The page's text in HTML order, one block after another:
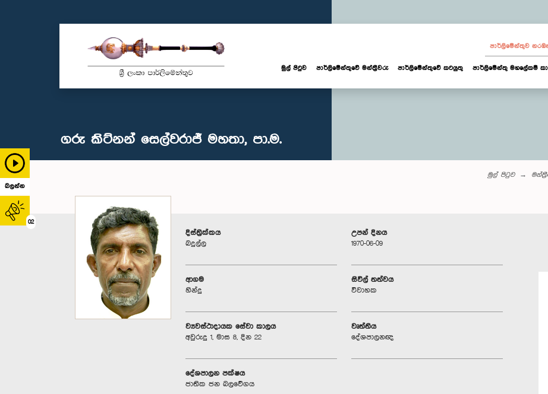
බලන්න
02
පාර්ලි‌මේන්තුව
මුල් පිටුව පාර්ලි‌මේන්තුවේ මන්ත්‍රීවරු පාර්ලිමේන්තුවේ කටයුතු පාර්ලිමේන්තු මහලේකම්
ගරු කිට්නන් සෙල්වරාජ් මහතා, පා.ම.
මුල් පිටුව
දිස්ත්‍රික්කය
බදුල්ල
උපන් දිනය
1970-06-09
ආගම
හින්දු
සිවිල් තත්වය
විවාහක
ව්‍යවස්ථාදායක සේවා කාලය
අවුරුදු 1, මාස 8, දින 22
වෘත්තිය
දේශපාලනඥ
දේශපාලන පක්ෂය
ජාතික ජන බලවේගය